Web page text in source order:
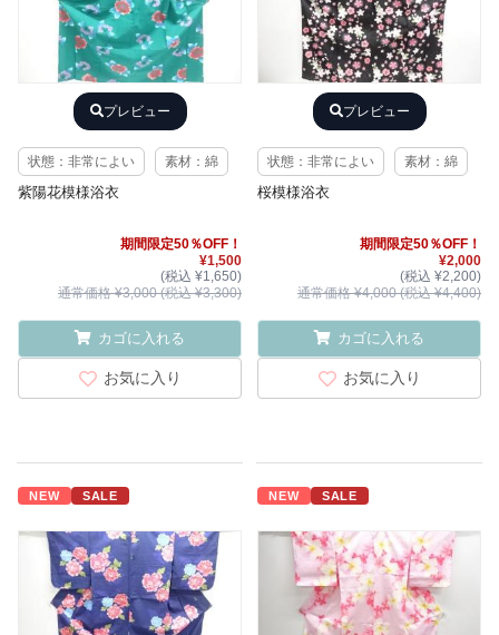
プレビュー
状態：非常によい 素材：綿
紫陽花模様浴衣
期間限定50％OFF！
¥1,500
(税込 ¥1,650)
通常価格 ¥3,000 (税込 ¥3,300)
カゴに入れる
お気に入り
プレビュー
状態：非常によい 素材：綿
桜模様浴衣
期間限定50％OFF！
¥2,000
(税込 ¥2,200)
通常価格 ¥4,000 (税込 ¥4,400)
カゴに入れる
お気に入り
NEW SALE NEW SALE